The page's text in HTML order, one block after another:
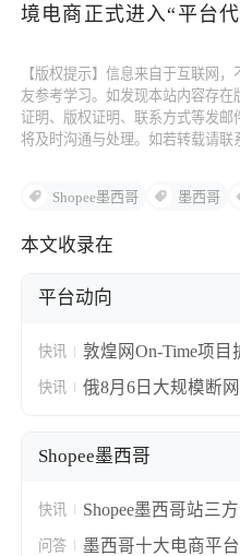
境电商正式进入“平台
【版权提示】信息来自于互联网
友参考学习。如发现本站内容存
证明、版权证明、联系方式等发邮
将及时沟通与处理。如若转载请联
Shopee墨西哥 墨西哥
本文收录在
平台动向
快讯
敦煌网On-Time项
线“晚必赔”保障
快讯
俄8月6日大规模断
Shopee墨西哥
快讯
Shopee墨西哥站三
快提交税务信息
问答
墨西哥十大电商平